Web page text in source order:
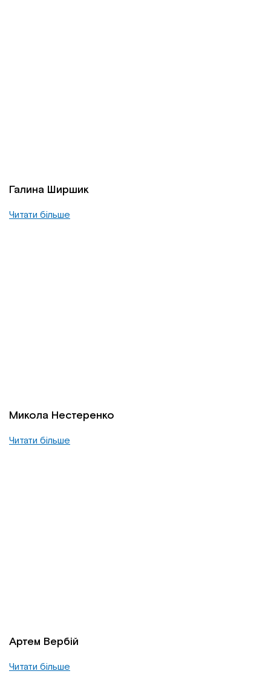
Галина Ширшик
Читати більше
Микола Нестеренко
Читати більше
Артем Вербій
Читати більше